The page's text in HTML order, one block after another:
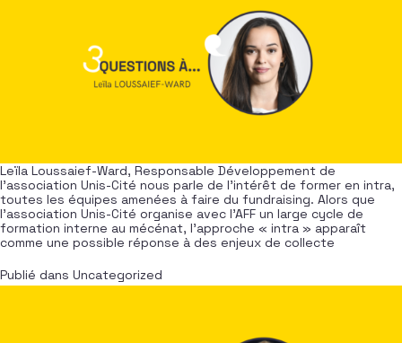
Leïla Loussaief-Ward, Responsable Développement de
l’association Unis-Cité nous parle de l’intérêt de former en intra,
toutes les équipes amenées à faire du fundraising. Alors que
l’association Unis-Cité organise avec l’AFF un large cycle de
formation interne au mécénat, l’approche « intra » apparaît
comme une possible réponse à des enjeux de collecte
Publié dans Uncategorized